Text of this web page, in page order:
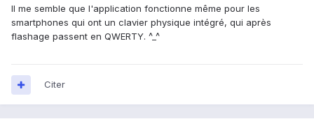
Il me semble que l'application fonctionne même pour les
smartphones qui ont un clavier physique intégré, qui après
flashage passent en QWERTY. ^_^
Citer